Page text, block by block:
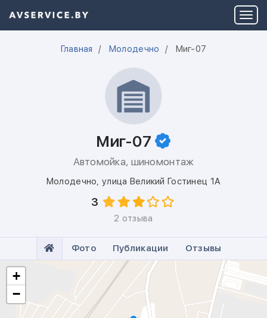
Главная Молодечно Миг-07
Миг-07
Автомойка, шиномонтаж
Молодечно, улица Великий Гостинец 1А
3
2 отзыва
Фото Публикации Отзывы
+
−